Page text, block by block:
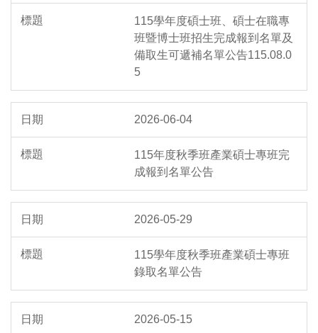
115學年度碩士班、碩士在職專
班暨博士班招生完成報到名單及
備取生可遞補名單公告115.08.0
5
2026-06-04
115年度秋季班產業碩士專班完
成報到名單公告
2026-05-29
115學年度秋季班產業碩士專班
錄取名單公告
2026-05-15